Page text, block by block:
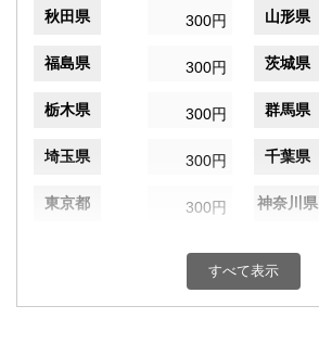
秋田県 300円 山形県
福島県 300円 茨城県
栃木県 300円 群馬県
埼玉県 300円 千葉県
東京都 300円 神奈川県
300円 富山県
すべて表示